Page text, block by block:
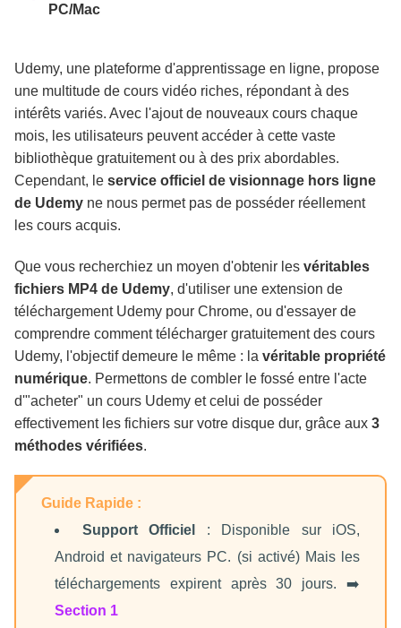
PC/Mac
Conseils avancés pour votre bibliothèque
d'apprentissage Udemy
FAQ
Conclusion
Udemy, une plateforme d'apprentissage en ligne, propose
une multitude de cours vidéo riches, répondant à des
intérêts variés. Avec l'ajout de nouveaux cours chaque
mois, les utilisateurs peuvent accéder à cette vaste
bibliothèque gratuitement ou à des prix abordables.
Cependant, le service officiel de visionnage hors ligne
de Udemy ne nous permet pas de posséder réellement
les cours acquis.
Que vous recherchiez un moyen d'obtenir les véritables
fichiers MP4 de Udemy, d'utiliser une extension de
téléchargement Udemy pour Chrome, ou d'essayer de
comprendre comment télécharger gratuitement des cours
Udemy, l'objectif demeure le même : la véritable propriété
numérique. Permettons de combler le fossé entre l'acte
d'"acheter" un cours Udemy et celui de posséder
effectivement les fichiers sur votre disque dur, grâce aux 3
méthodes vérifiées.
Guide Rapide :
Support Officiel
: Disponible sur iOS,
Android et navigateurs PC. (si activé) Mais les
téléchargements expirent après 30 jours. ➡️
Section 1